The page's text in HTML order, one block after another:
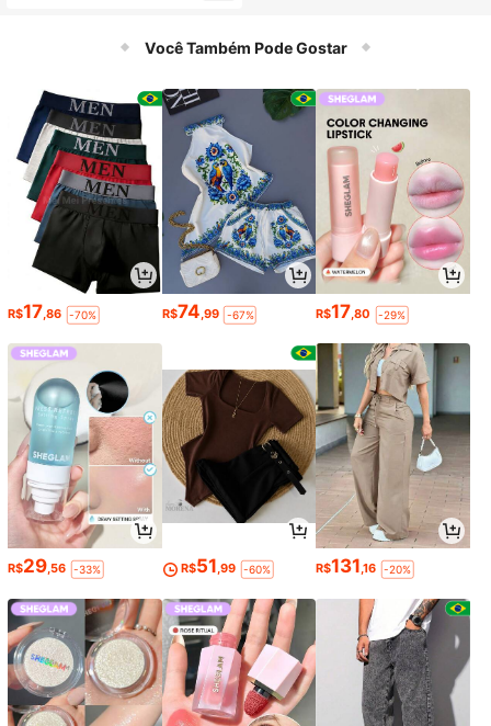
Você Também Pode Gostar
R$17,86 -70% R$74,99 -67% R$17,80 -29%
R$29,56 -33% R$51,99 -60% R$131,16 -20%